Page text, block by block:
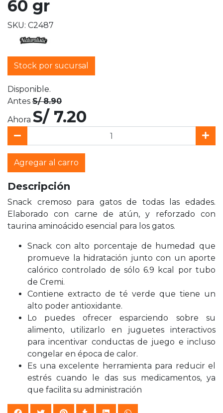
60 gr
SKU: C2487
Stock por sucursal
Disponible.
Antes S/ 8.90
Ahora S/ 7.20
Agregar al carro
Descripción
Snack cremoso para gatos de todas las edades.
Elaborado con carne de atún, y reforzado con
taurina aminoácido esencial para los gatos.
Snack con alto porcentaje de humedad que
promueve la hidratación junto con un aporte
calórico controlado de sólo 6.9 kcal por tubo
de Cremi.
Contiene extracto de té verde que tiene un
alto poder antioxidante.
Lo puedes ofrecer esparciendo sobre su
alimento, utilizarlo en juguetes interactivos
para incentivar conductas de juego e incluso
congelar en época de calor.
Es una excelente herramienta para reducir el
estrés cuando le das sus medicamentos, ya
que facilita su administración